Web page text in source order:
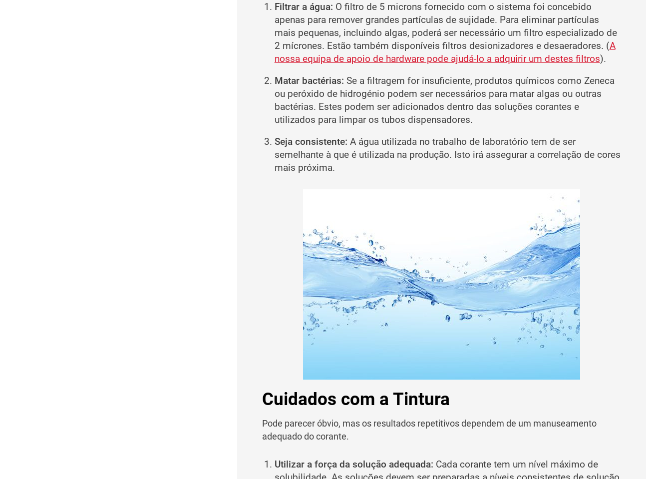
Filtrar a água: O filtro de 5 microns fornecido com o sistema foi concebido
apenas para remover grandes partículas de sujidade. Para eliminar partículas
mais pequenas, incluindo algas, poderá ser necessário um filtro especializado de
2 mícrones. Estão também disponíveis filtros desionizadores e desaeradores. (A
nossa equipa de apoio de hardware pode ajudá-lo a adquirir um destes filtros).
Matar bactérias: Se a filtragem for insuficiente, produtos químicos como Zeneca
ou peróxido de hidrogénio podem ser necessários para matar algas ou outras
bactérias. Estes podem ser adicionados dentro das soluções corantes e
utilizados para limpar os tubos dispensadores.
Seja consistente: A água utilizada no trabalho de laboratório tem de ser
semelhante à que é utilizada na produção. Isto irá assegurar a correlação de cores
mais próxima.
Cuidados com a Tintura
Pode parecer óbvio, mas os resultados repetitivos dependem de um manuseamento
adequado do corante.
Utilizar a força da solução adequada: Cada corante tem um nível máximo de